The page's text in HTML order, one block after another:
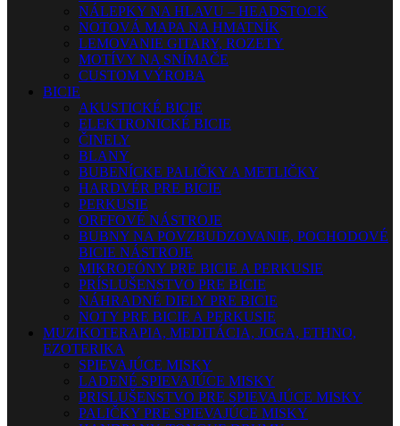
NÁLEPKY NA HLAVU – HEADSTOCK
NOTOVÁ MAPA NA HMATNÍK
LEMOVANIE GITARY, ROZETY
MOTÍVY NA SNÍMAČE
CUSTOM VÝROBA
BICIE
AKUSTICKÉ BICIE
ELEKTRONICKÉ BICIE
ČINELY
BLANY
BUBENÍCKE PALIČKY A METLIČKY
HARDVÉR PRE BICIE
PERKUSIE
ORFFOVÉ NÁSTROJE
BUBNY NA POVZBUDZOVANIE, POCHODOVÉ
BICIE NÁSTROJE
MIKROFÓNY PRE BICIE A PERKUSIE
PRÍSLUŠENSTVO PRE BICIE
NÁHRADNÉ DIELY PRE BICIE
NOTY PRE BICIE A PERKUSIE
MUZIKOTERAPIA, MEDITÁCIA, JOGA, ETHNO,
EZOTERIKA
SPIEVAJÚCE MISKY
LADENÉ SPIEVAJÚCE MISKY
PRISLUŠENSTVO PRE SPIEVAJÚCE MISKY
PALIČKY PRE SPIEVAJÚCE MISKY